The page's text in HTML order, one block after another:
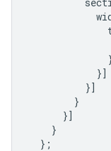
}]
}]
}
}]
}
};